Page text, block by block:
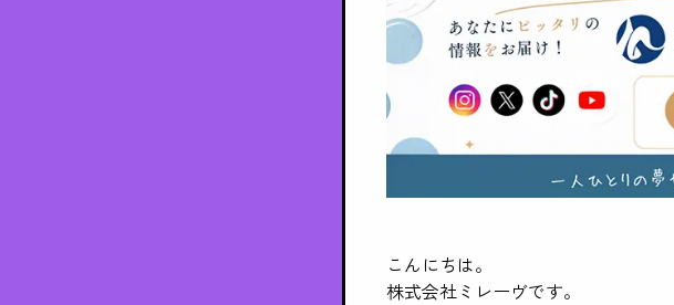
こんにちは。
株式会社ミレーヴです。